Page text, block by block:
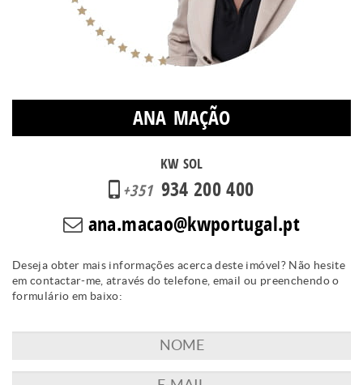
ANA MAÇÃO
KW SOL
+351 934 200 400
ana.macao@kwportugal.pt
Deseja obter mais informações acerca deste imóvel? Não hesite
em contactar-me, através do telefone, email ou preenchendo o
formulário em baixo: